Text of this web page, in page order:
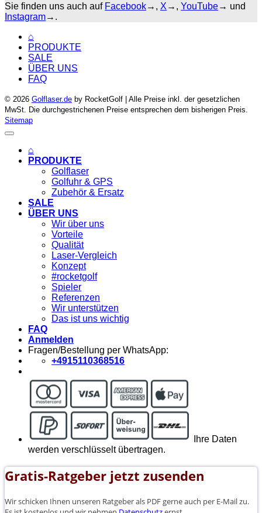
Sie finden uns auch auf Facebook→, X →, YouTube→ und
Instagram→.
⌂
PRODUKTE
SALE
ÜBER UNS
FAQ
© 2026 Golflaser.de by RocketGolf | Alle Preise inkl. der gesetzlichen
MwSt. Die durchgestrichenen Preise entsprechen dem bisherigen Preis.
Sitemap
⌂
PRODUKTE
Golflaser
Golfuhr & GPS
Zubehör & Ersatz
SALE
ÜBER UNS
Wir über uns
Vorteile
Qualität
Laser-Vergleich
Konzept
#rocketgolf
Spieler
Referenzen
Wir unterstützen
Das ist uns wichtig
FAQ
Anmelden
Fragen/Bestellung per WhatsApp:
+4915110368516
Ihre Daten
werden verschlüsselt übertragen.
Gratis-Ratgeber jetzt zusenden
Wir schicken Ihnen unseren Ratgeber als PDF gerne auch per E-Mail zu.